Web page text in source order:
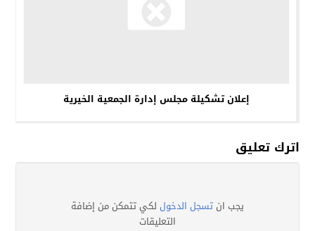
إعلان تشكيلة مجلس إدارة الجمعية الخيرية
اترك تعليق
يجب ان تسجل الدخول لكي تتمكن من إضافة
التعليقات